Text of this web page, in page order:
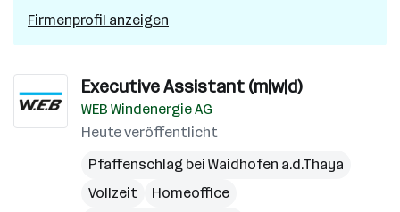
Firmenprofil anzeigen
Executive Assistant (m|w|d)
WEB Windenergie AG
Heute veröffentlicht
Pfaffenschlag bei Waidhofen a.d.Thaya
Vollzeit
Homeoffice